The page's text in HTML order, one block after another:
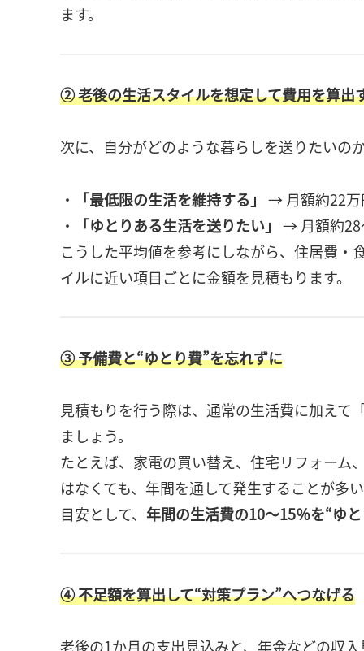
ます。
② 老後の生活スタイルを想定して費用を算出
次に、自分がどのような暮らしを送りたいの
・ 「最低限の生活を維持する」 → 月額約22万
・
「ゆとりある生活を送りたい」 → 月額約28
こうした平均値を参考にしながら、住居費
イルに近い項目ごとに金額を見積もります。
③ 予備費と“ゆとり費”を忘れずに
見積もりを行う際は、通常の生活費に加え
ましょう。
たとえば、家電の買い替え、住宅リフォー
はなくても、年間を通して発生することが多
目安として、 年間の生活費の10〜15％を“ゆ
④ 不足額を算出して“対策プラン”へつなげる
老後の1か月の支出見込みと、年金などの収